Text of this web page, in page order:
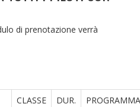
di prenotazione verrà
CLASSE DUR. PROGRAMMA